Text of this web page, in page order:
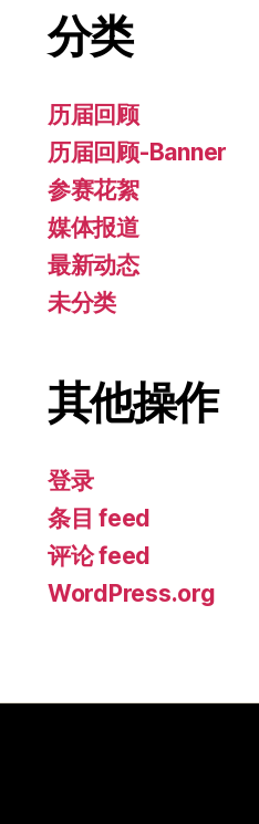
分类
历届回顾
历届回顾-Banner
参赛花絮
媒体报道
最新动态
未分类
其他操作
登录
条目 feed
评论 feed
WordPress.org